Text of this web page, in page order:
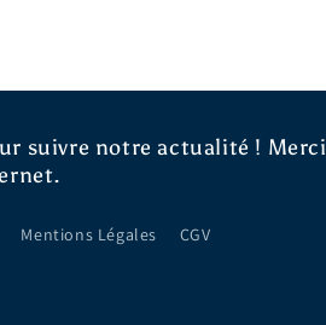
suivre notre actualité ! Merci
Mentions Légales CGV